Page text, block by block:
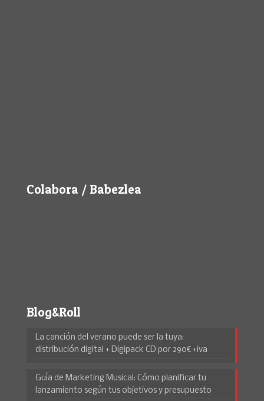
Colabora / Babezlea
Blog&Roll
La canción del verano puede ser la tuya:
distribución digital + Digipack CD por 290€ +iva
Guía de Marketing Musical: Cómo planificar tu
lanzamiento según tus objetivos y presupuesto